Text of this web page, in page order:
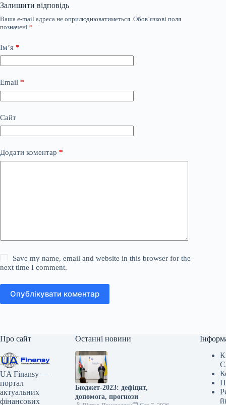
Залишити відповідь
Ваша e-mail адреса не оприлюднюватиметься. Обов’язкові поля
позначені *
Ім’я *
Email *
Сайт
Додати коментар *
Save my name, email and website in this browser for the
next time I comment.
Опублікувати коментар
Про сайт
UA Finansy —
портал
актуальних
фінансових
Останні новини
Бюджет-2023: дефіцит,
допомога, прогнози